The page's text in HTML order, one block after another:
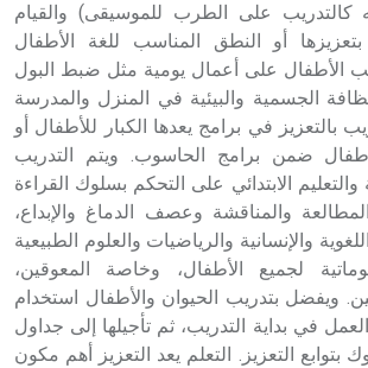
على الطرب للموسيقى) والقيام
بتعزيزها أو النطق المناسب للغة الأطفال
الأطفال على أعمال يومية مثل ضبط البول
الجسمية والبيئية في المنزل والمدرسة
بالتعزيز في برامج يعدها الكبار للأطفال أو
ضمن برامج الحاسوب. ويتم التدريب
الابتدائي على التحكم بسلوك القراءة
والمناقشة وعصف الدماغ والإبداع،
والإنسانية والرياضيات والعلوم الطبيعية
لجميع الأطفال، وخاصة المعوقين،
ويفضل بتدريب الحيوان والأطفال استخدام
في بداية التدريب، ثم تأجيلها إلى جداول
بتوابع التعزيز. التعلم يعد التعزيز أهم مكون